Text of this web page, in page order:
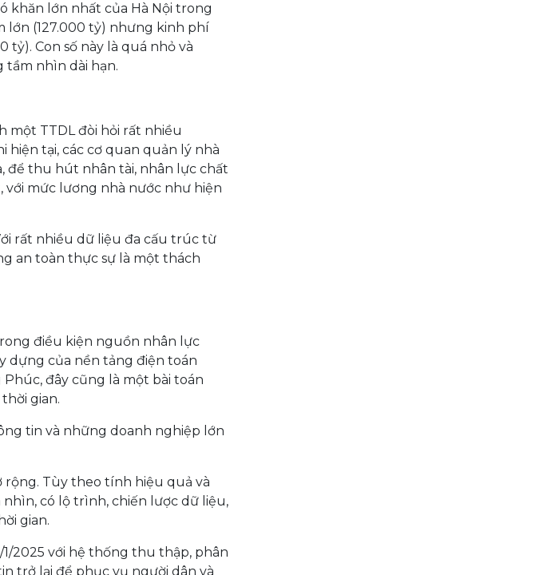
khăn lớn nhất của Hà Nội trong
lớn (127.000 tỷ) nhưng kinh phí
Con số này là quá nhỏ và
tầm nhìn dài hạn.
một TTDL đòi hỏi rất nhiều
tại, các cơ quan quản lý nhà
để thu hút nhân tài, nhân lực chất
với mức lương nhà nước như hiện
rất nhiều dữ liệu đa cấu trúc từ
an toàn thực sự là một thách
điều kiện nguồn nhân lực
dựng của nền tảng điện toán
đây cũng là một bài toán
gian.
tin và những doanh nghiệp lớn
rộng. Tùy theo tính hiệu quả và
có lộ trình, chiến lược dữ liệu,
gian.
2025 với hệ thống thu thập, phân
trở lại để phục vụ người dân và